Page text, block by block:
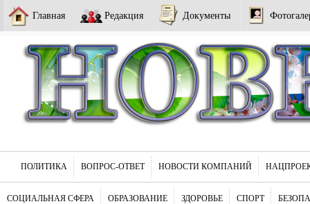
Главная Редакция Документы
ПОЛИТИКА ВОПРОС-ОТВЕТ НОВОСТИ КОМПАНИЙ
СОЦИАЛЬНАЯ СФЕРА ОБРАЗОВАНИЕ ЗДОРОВЬЕ СПОРТ